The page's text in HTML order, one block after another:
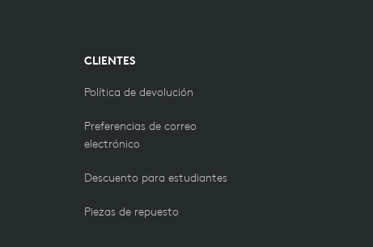
CLIENTES
Política de devolución
Preferencias de correo
electrónico
Descuento para estudiantes
Piezas de repuesto